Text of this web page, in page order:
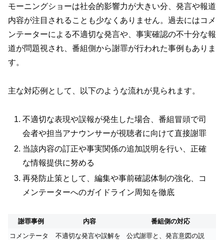
モーニングショーは社会的影響力が大きい分、発言や報道
内容が注目されることも少なくありません。過去にはコメ
ンテーターによる不適切な発言や、事実確認の不十分な報
道が問題視され、番組側から謝罪が行われた事例もありま
す。
主な対応例として、以下のような流れが見られます。
不適切な表現や誤報が発生した場合、番組冒頭で司
会者や担当アナウンサーが視聴者に向けて直接謝罪
当該内容の訂正や事実関係の追加説明を行い、正確
な情報提供に努める
再発防止策として、編集や事前確認体制の強化、コ
メンテーターへのガイドライン周知を徹底
謝罪事例 内容
番組側の対応
コメンテータ
不適切な発言や誤解を
公式謝罪と、発言意図の説